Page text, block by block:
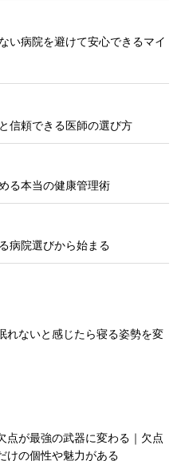
い病院を避けて安心できるマイ
信頼できる医師の選び方
る本当の健康管理術
病院選びから始まる
れないと感じたら寝る姿勢を変
点が最強の武器に変わる｜欠点
けの個性や魅力がある